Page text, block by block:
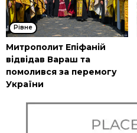
Рівне
Митрополит Епіфаній
відвідав Вараш та
помолився за перемогу
України